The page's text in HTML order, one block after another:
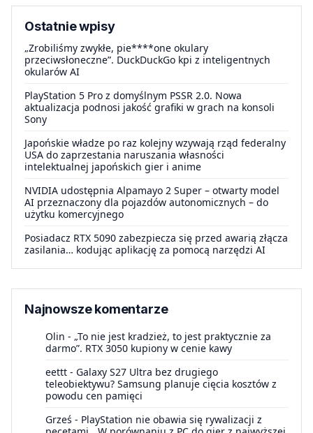
Ostatnie wpisy
„Zrobiliśmy zwykłe, pie****one okulary
przeciwsłoneczne”. DuckDuckGo kpi z inteligentnych
okularów AI
PlayStation 5 Pro z domyślnym PSSR 2.0. Nowa
aktualizacja podnosi jakość grafiki w grach na konsoli
Sony
Japońskie władze po raz kolejny wzywają rząd federalny
USA do zaprzestania naruszania własności
intelektualnej japońskich gier i anime
NVIDIA udostępnia Alpamayo 2 Super – otwarty model
AI przeznaczony dla pojazdów autonomicznych – do
użytku komercyjnego
Posiadacz RTX 5090 zabezpiecza się przed awarią złącza
zasilania… kodując aplikację za pomocą narzędzi AI
Najnowsze komentarze
Olin - „To nie jest kradzież, to jest praktycznie za
darmo”. RTX 3050 kupiony w cenie kawy
eettt - Galaxy S27 Ultra bez drugiego
teleobiektywu? Samsung planuje cięcia kosztów z
powodu cen pamięci
Grześ - PlayStation nie obawia się rywalizacji z